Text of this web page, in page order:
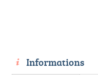
Informations